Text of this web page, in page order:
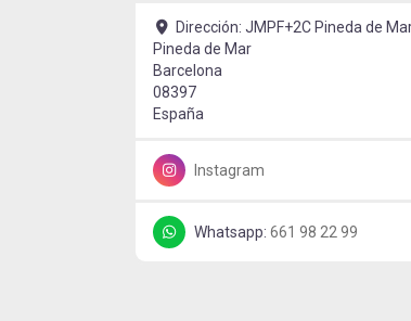
Dirección: JMPF+2C Pineda de
Pineda de Mar
Barcelona
08397
España
Instagram
Whatsapp: 661 98 22 99